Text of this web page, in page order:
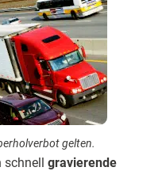
gelten.
schnell gravierende